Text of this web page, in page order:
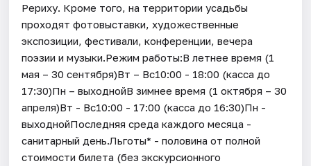
Рериху. Кроме того, на территории усадьбы
проходят фотовыставки, художественные
экспозиции, фестивали, конференции, вечера
поэзии и музыки.Режим работы:В летнее время (1
мая – 30 сентября)Вт – Вс10:00 - 18:00 (касса до
17:30)Пн – выходнойВ зимнее время (1 октября – 30
апреля)Вт - Вс10:00 - 17:00 (касса до 16:30)Пн -
выходнойПоследняя среда каждого месяца -
санитарный день.Льготы* - половина от полной
стоимости билета (без экскурсионного